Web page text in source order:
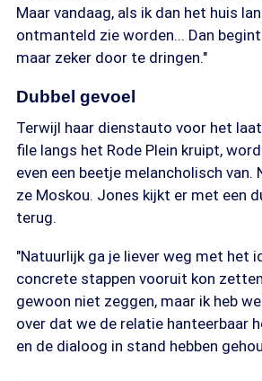
Maar vandaag, als ik dan het huis
ontmanteld zie worden... Dan
maar zeker door te dringen."
Dubbel gevoel
Terwijl haar dienstauto voor het
file langs het Rode Plein kruipt,
even een beetje melancholisch van.
ze Moskou. Jones kijkt er met een
terug.
"Natuurlijk ga je liever weg met het
concrete stappen vooruit kon
gewoon niet zeggen, maar ik heb
over dat we de relatie hanteerbaar
en de dialoog in stand hebben